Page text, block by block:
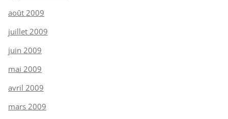
août 2009
juillet 2009
juin 2009
mai 2009
avril 2009
mars 2009